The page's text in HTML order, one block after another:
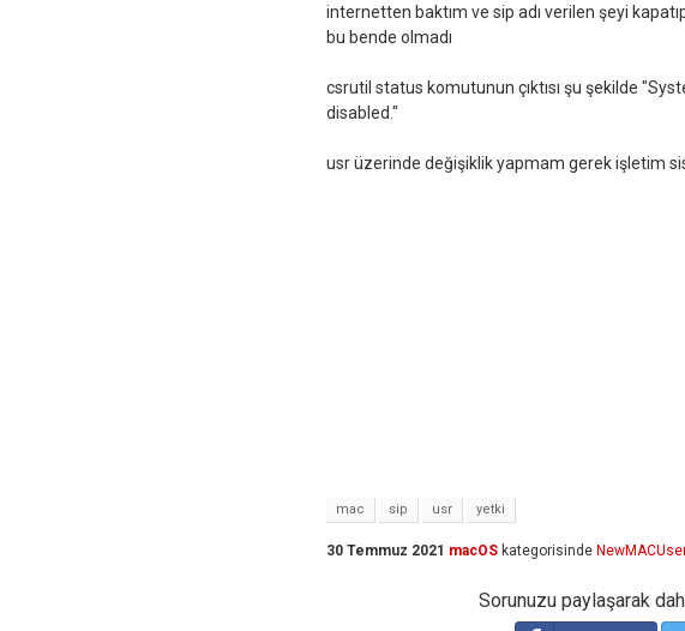
internetten baktım ve sip adı verilen şeyi
bu bende olmadı
csrutil status komutunun çıktısı şu şekilde
disabled."
usr üzerinde değişiklik yapmam gerek işletim
mac sip usr yetki
30 Temmuz 2021 macOS kategorisinde
Sorunuzu paylaşarak